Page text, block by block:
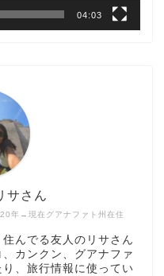
04:03
年→現在グアナファト州在住
サさん
んでる友人のリサさん
カンクン、グアナファ
り、旅行情報に使ってい